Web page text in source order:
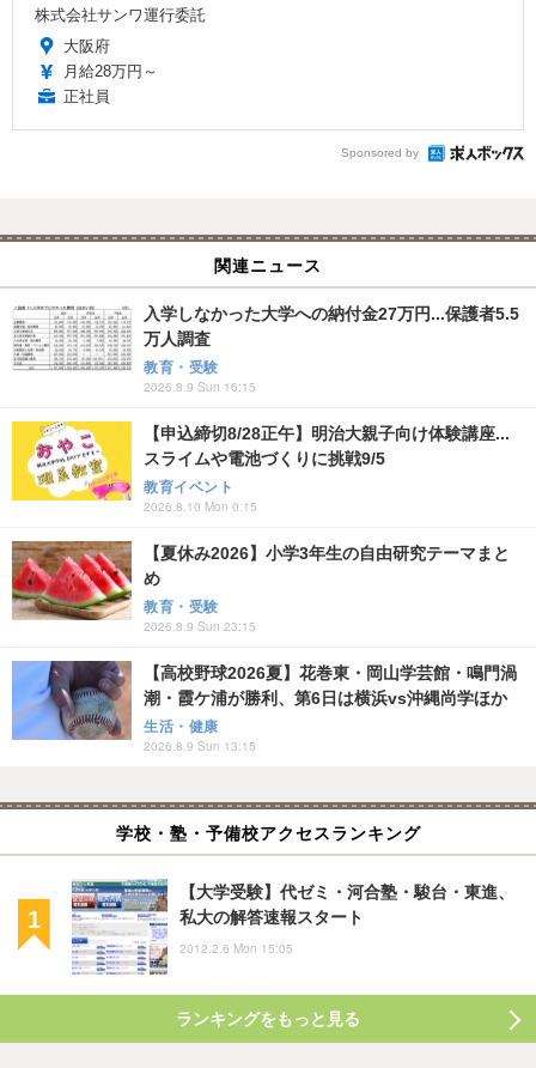
株式会社サンワ運行委託
大阪府
月給28万円～
正社員
Sponsored by
関連ニュース
入学しなかった大学への納付金27万円...保護者5.5
万人調査
教育・受験
2026.8.9 Sun 16:15
【申込締切8/28正午】明治大親子向け体験講座...
スライムや電池づくりに挑戦9/5
教育イベント
2026.8.10 Mon 0:15
【夏休み2026】小学3年生の自由研究テーマまと
め
教育・受験
2026.8.9 Sun 23:15
【高校野球2026夏】花巻東・岡山学芸館・鳴門渦
潮・霞ケ浦が勝利、第6日は横浜vs沖縄尚学ほか
生活・健康
2026.8.9 Sun 13:15
学校・塾・予備校アクセスランキング
【大学受験】代ゼミ・河合塾・駿台・東進、
私大の解答速報スタート
2012.2.6 Mon 15:05
ランキングをもっと見る